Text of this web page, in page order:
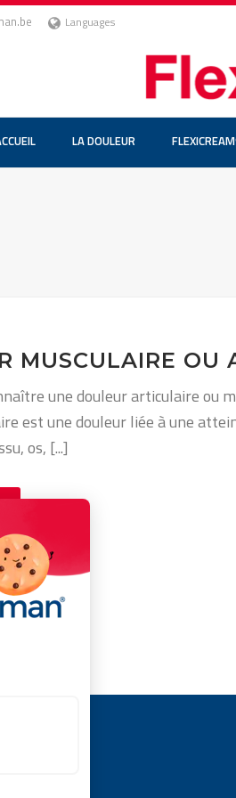
Languages
LA DOULEUR
MUSCULAIRE OU
une douleur articulaire ou
est une douleur liée à une
os, [...]